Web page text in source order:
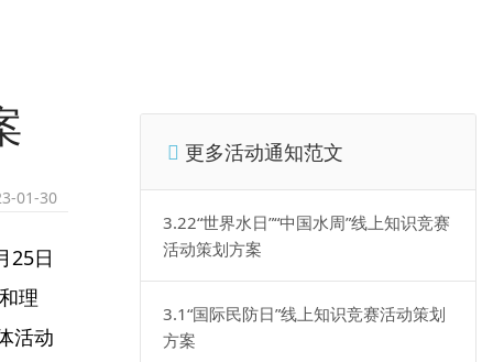
01-30
25日
理
活动
更多活动通知范文
3.22“世界水日”“中国水周”线上知识竞赛
活动策划方案
3.1“国际民防日”线上知识竞赛活动策划
方案